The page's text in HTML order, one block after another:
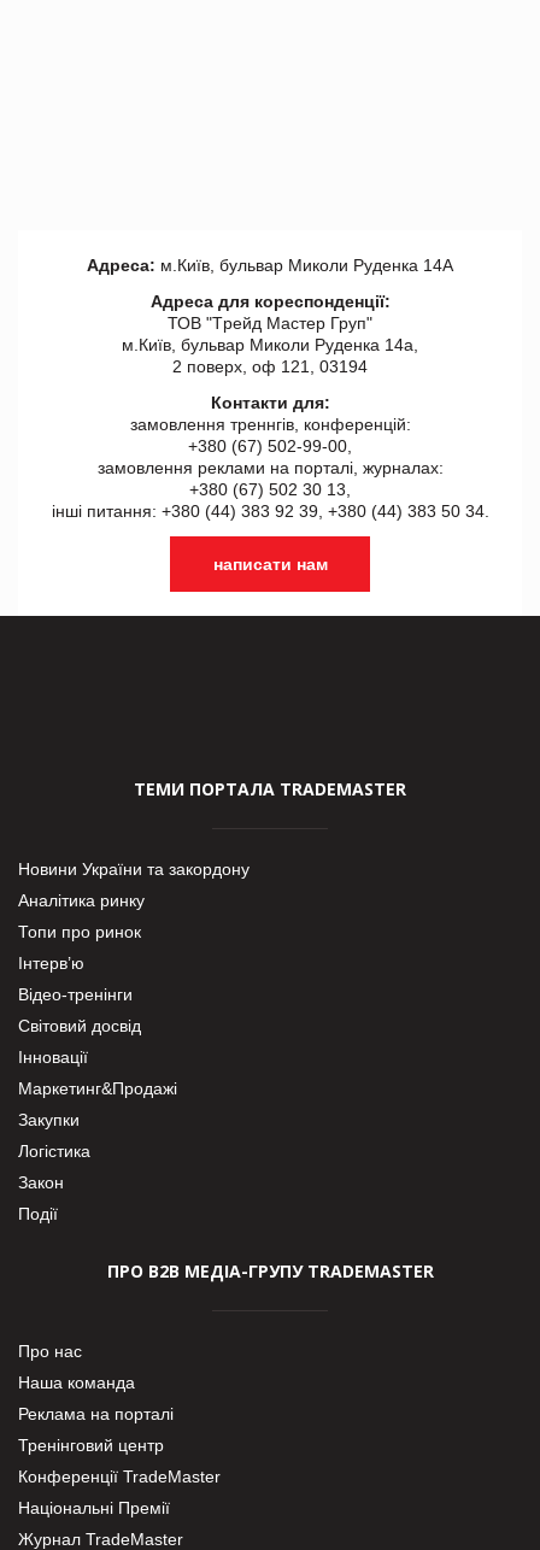
Адреса: м.Київ, бульвар Миколи Руденка 14А
Адреса для кореспонденції:
ТОВ "Tрейд Мастер Груп"
м.Київ, бульвар Миколи Руденка 14а,
2 поверх, оф 121, 03194
Контакти для:
замовлення треннгів, конференцій:
+380 (67) 502-99-00,
замовлення реклами на порталі, журналах:
+380 (67) 502 30 13,
інші питання: +380 (44) 383 92 39, +380 (44) 383 50 34.
написати нам
ТЕМИ ПОРТАЛА TRADEMASTER
Новини України та закордону
Аналітика ринку
Топи про ринок
Інтерв’ю
Відео-тренінги
Світовий досвід
Інновації
Маркетинг&Продажі
Закупки
Логістика
Закон
Події
ПРО В2В МЕДІА-ГРУПУ TRADEMASTER
Про нас
Наша команда
Реклама на порталі
Тренінговий центр
Конференції TradeMaster
Національні Премії
Журнал TradeMaster